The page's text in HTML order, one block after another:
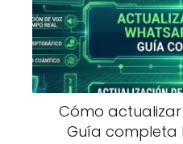
Cómo actualizar
Guía completa